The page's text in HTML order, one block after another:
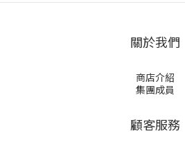
關於我們
商店介紹
集團成員
顧客服務